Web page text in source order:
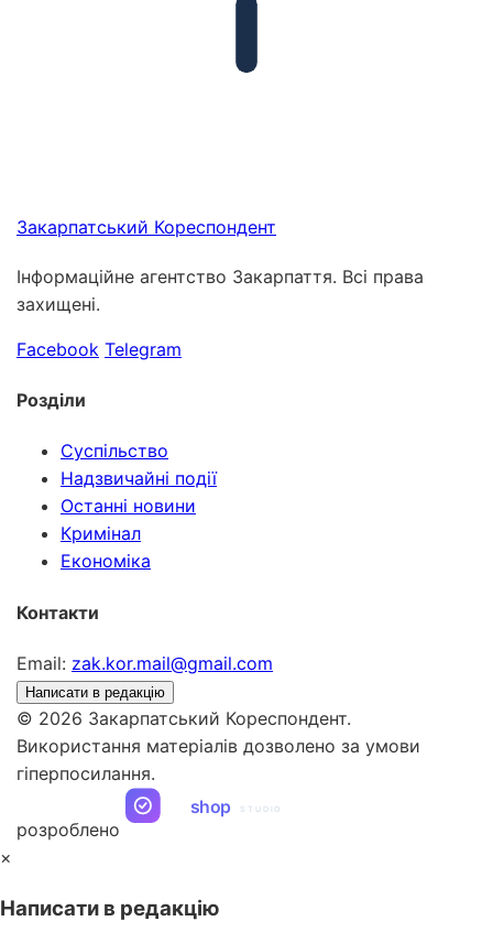
Закарпатський Кореспондент
Інформаційне агентство Закарпаття. Всі права
захищені.
Facebook Telegram
Розділи
Суспільство
Надзвичайні події
Останні новини
Кримінал
Економіка
Контакти
Email: zak.kor.mail@gmail.com
Написати в редакцію
© 2026 Закарпатський Кореспондент.
Використання матеріалів дозволено за умови
гіперпосилання.
розроблено
shop STUDIO
×
Написати в редакцію